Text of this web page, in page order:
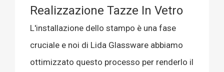
Realizzazione Tazze In Vetro
L'installazione dello stampo è una fase
cruciale e noi di Lida Glassware abbiamo
ottimizzato questo processo per renderlo il